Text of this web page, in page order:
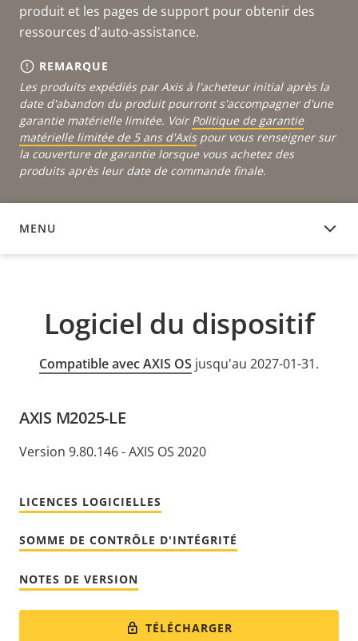
produit et les pages de support pour obtenir des
ressources d'auto-assistance.
REMARQUE
Les produits expédiés par Axis à l'acheteur initial après la
date d'abandon du produit pourront s'accompagner d'une
garantie matérielle limitée. Voir Politique de garantie
matérielle limitée de 5 ans d'Axispour vous renseigner sur
la couverture de garantie lorsque vous achetez des
produits après leur date de commande finale.
MENU
LOGICIEL DU DISPOSITIF
Logiciel du dispositif
Compatible avec AXIS OS jusqu'au 2027-01-31.
AXIS M2025-LE
Version 9.80.146 - AXIS OS 2020
LICENCES LOGICIELLES
SOMME DE CONTRÔLE D'INTÉGRITÉ
NOTES DE VERSION
TÉLÉCHARGER